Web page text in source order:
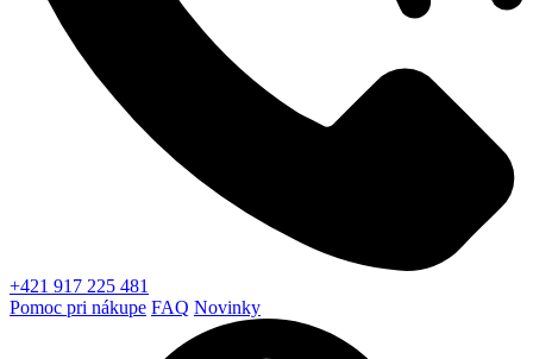
+421 917 225 481
Pomoc pri nákupe FAQ Novinky